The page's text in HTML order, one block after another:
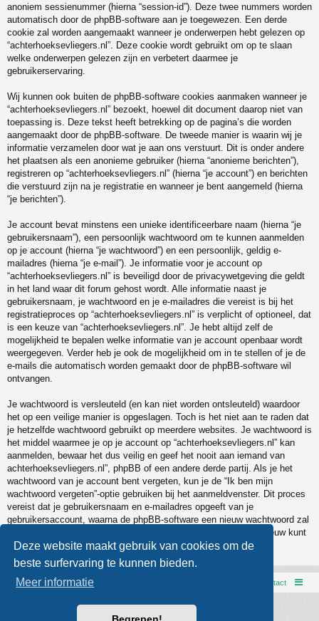
Deze website maakt gebruik van cookies om de
beste surfervaring te kunnen bieden.
Meer informatie
anoniem sessienummer (hierna “session-id”). Deze twee nummers worden
automatisch door de phpBB-software aan je toegewezen. Een derde
cookie zal worden aangemaakt wanneer je onderwerpen hebt gelezen op
“achterhoeksevliegers.nl”. Deze cookie wordt gebruikt om op te slaan
welke onderwerpen gelezen zijn en verbetert daarmee je
gebruikerservaring.
Wij kunnen ook buiten de phpBB-software cookies aanmaken wanneer je
“achterhoeksevliegers.nl” bezoekt, hoewel dit document daarop niet van
toepassing is. Deze tekst heeft betrekking op de pagina’s die worden
aangemaakt door de phpBB-software. De tweede manier is waarin wij je
informatie verzamelen door wat je aan ons verstuurt. Dit is onder andere
het plaatsen als een anonieme gebruiker (hierna “anonieme berichten”),
registreren op “achterhoeksevliegers.nl” (hierna “je account”) en berichten
die verstuurd zijn na je registratie en wanneer je bent aangemeld (hierna
“je berichten”).
Je account bevat minstens een unieke identificeerbare naam (hierna “je
gebruikersnaam”), een persoonlijk wachtwoord om te kunnen aanmelden
op je account (hierna “je wachtwoord”) en een persoonlijk, geldig e-
mailadres (hierna “je e-mail”). Je informatie voor je account op
“achterhoeksevliegers.nl” is beveiligd door de privacywetgeving die geldt
in het land waar dit forum gehost wordt. Alle informatie naast je
gebruikersnaam, je wachtwoord en je e-mailadres die vereist is bij het
registratieproces op “achterhoeksevliegers.nl” is verplicht of optioneel, dat
is een keuze van “achterhoeksevliegers.nl”. Je hebt altijd zelf de
mogelijkheid te bepalen welke informatie van je account openbaar wordt
weergegeven. Verder heb je ook de mogelijkheid om in te stellen of je de
e-mails die automatisch worden gemaakt door de phpBB-software wil
ontvangen.
Je wachtwoord is versleuteld (en kan niet worden ontsleuteld) waardoor
het op een veilige manier is opgeslagen. Toch is het niet aan te raden dat
je hetzelfde wachtwoord gebruikt op meerdere websites. Je wachtwoord is
het middel waarmee je op je account op “achterhoeksevliegers.nl” kan
aanmelden, bewaar het dus veilig en geef het nooit aan iemand van
achterhoeksevliegers.nl”, phpBB of een andere derde partij. Als je het
wachtwoord van je account bent vergeten, kun je de “Ik ben mijn
wachtwoord vergeten”-optie gebruiken bij het aanmeldvenster. Dit proces
vereist dat je gebruikersnaam en e-mailadres opgeeft van je
gebruikersaccount, waarna de phpBB-software een nieuw wachtwoord zal
genereren en zal opsturen naar het e-mailadres, zodat je je opnieuw kunt
aanmelden.
AVXCC webpage Forumoverzicht Contact
Powered byphpBB® Forum Software © phpBB Limited
Style doorArty- phpBB 3.3 door MrGaby